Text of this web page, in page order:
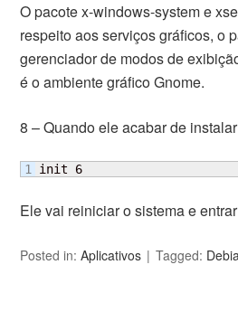
O pacote x-windows-system e
respeito aos serviços gráficos, o
gerenciador de modos de
é o ambiente gráfico Gnome.
8 – Quando ele acabar de
init 6
Ele vai reiniciar o sistema e
Posted in:Aplicativos Tagged: